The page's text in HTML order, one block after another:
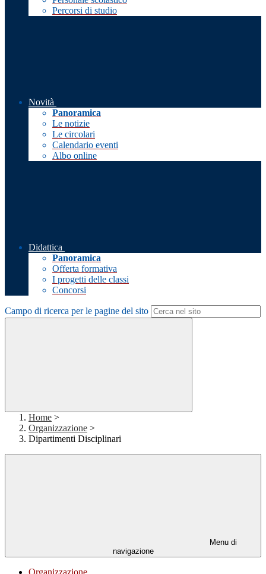
Percorsi di studio
Novità
Panoramica
Le notizie
Le circolari
Calendario eventi
Albo online
Didattica
Panoramica
Offerta formativa
I progetti delle classi
Concorsi
Campo di ricerca per le pagine del sito
Home >
Organizzazione >
Dipartimenti Disciplinari
Menu di
navigazione